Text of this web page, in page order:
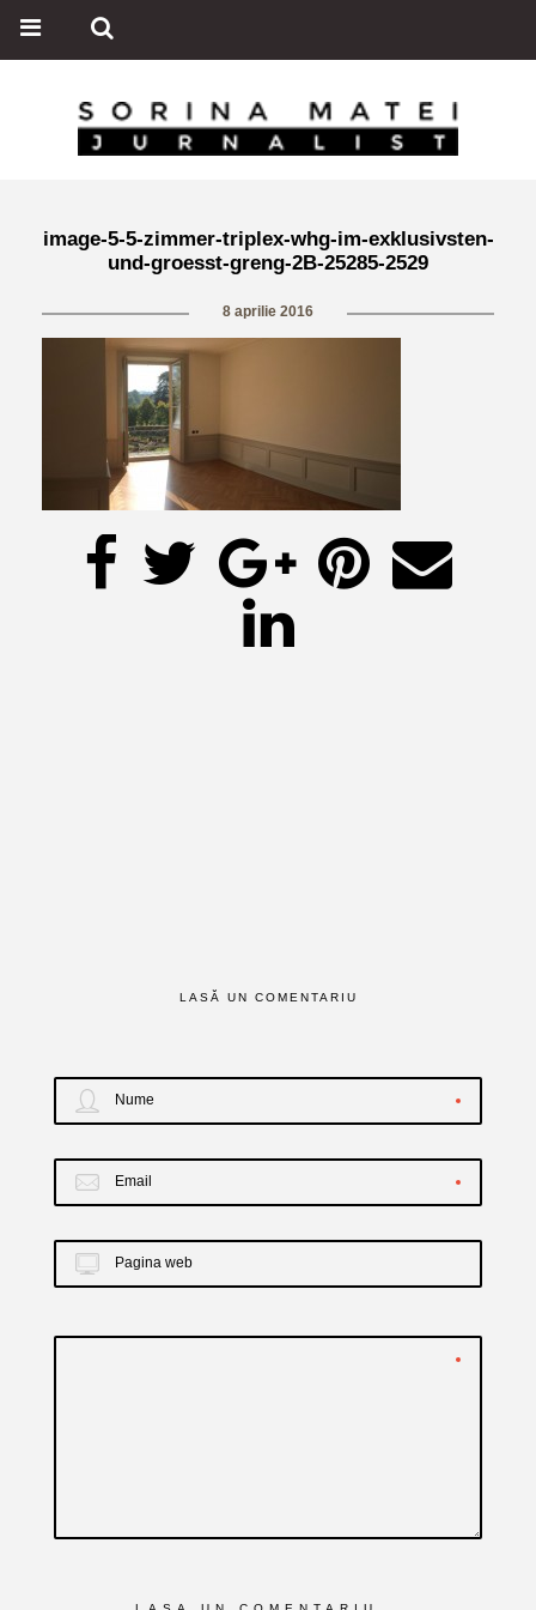
image-5-5-zimmer-triplex-whg-im-exklusivsten-
und-groesst-greng-2B-25285-2529
8 aprilie 2016
LASĂ UN COMENTARIU
Nume
Email
Pagina web